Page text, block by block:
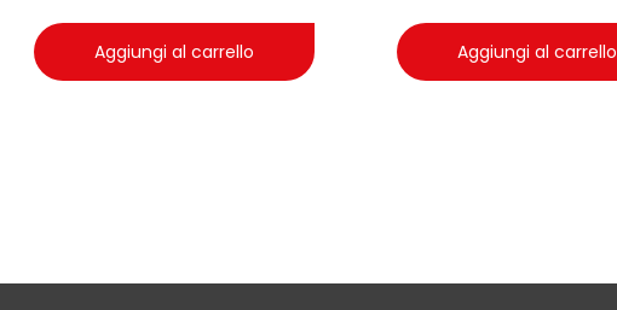
Aggiungi al carrello Aggiungi al carrello